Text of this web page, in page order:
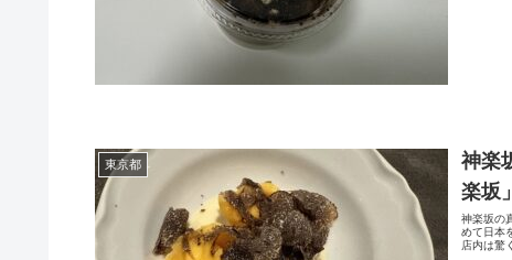
東京都
神楽
楽坂」
神楽坂の
めて日本
店内は驚